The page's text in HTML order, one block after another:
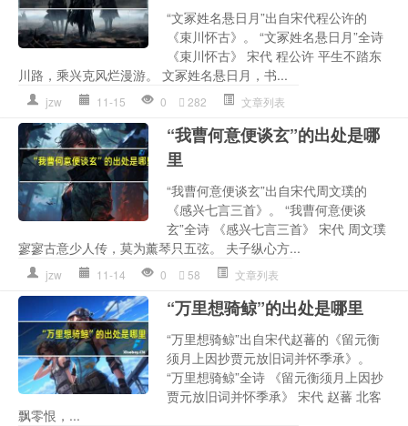
“文冢姓名悬日月”出自宋代程公许的
《束川怀古》。 “文冢姓名悬日月”全诗
《束川怀古》 宋代 程公许 平生不踏东
川路，乘兴克风烂漫游。 文冢姓名悬日月，书...
jzw 11-15 0 282 文章列表
“我曹何意便谈玄”的出处是哪
里
“我曹何意便谈玄”出自宋代周文璞的
《感兴七言三首》。 “我曹何意便谈
玄”全诗 《感兴七言三首》 宋代 周文璞
寥寥古意少人传，莫为薰琴只五弦。 夫子纵心方...
jzw 11-14 0 58 文章列表
“万里想骑鲸”的出处是哪里
“万里想骑鲸”出自宋代赵蕃的《留元衡
须月上因抄贾元放旧词并怀季承》。
“万里想骑鲸”全诗 《留元衡须月上因抄
贾元放旧词并怀季承》 宋代 赵蕃 北客
飘零恨，...